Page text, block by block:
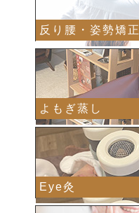
反り腰・姿勢矯正
よもぎ蒸し
Eye灸